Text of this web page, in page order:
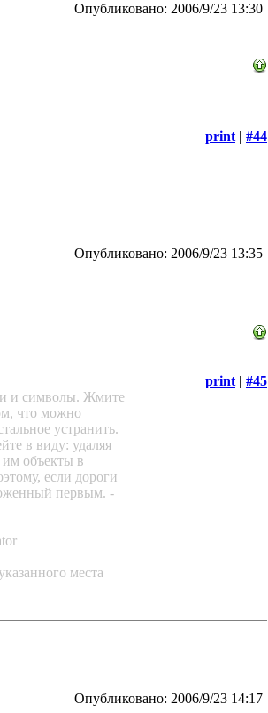
Опубликовано: 2006/9/23 13:30
print | #44
Опубликовано: 2006/9/23 13:35
print | #45
и символы. Жмите
что можно
устранить.
в виду: удаляя
им объекты в
если дороги
первым. -
места
Опубликовано: 2006/9/23 14:17